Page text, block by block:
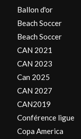
Ballon d'or
Beach Soccer
Beach Soccer
CAN 2021
CAN 2023
Can 2025
CAN 2027
CAN2019
Conférence ligue
Copa America